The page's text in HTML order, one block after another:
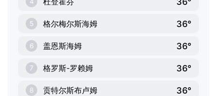
5 格尔梅尔斯海姆 36°
6 盖恩斯海姆 36°
7 格罗斯-罗赖姆 36°
8 贡特尔斯布卢姆 36°